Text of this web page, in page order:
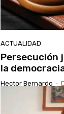
ACTUALIDAD
Persecución
la
Hector Bernardo -